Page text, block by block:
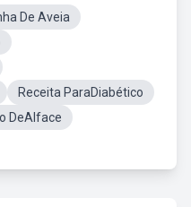
De Aveia
Receita ParaDiabético
DeAlface